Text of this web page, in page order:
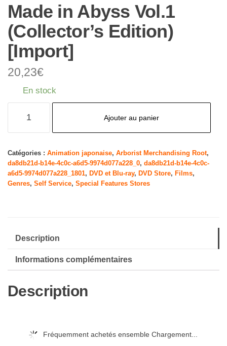
Made in Abyss Vol.1
(Collector’s Edition)
[Import]
20,23€
En stock
in
Abyss
Vol.1
Ajouter au panier
Catégories : Animation japonaise, Arborist Merchandising Root,
da8db21d-b14e-4c0c-a6d5-9974d077a228_0, da8db21d-b14e-4c0c-
a6d5-9974d077a228_1801, DVD et Blu-ray, DVD Store, Films,
Genres, Self Service, Special Features Stores
Description
Informations complémentaires
Description
Fréquemment achetés ensemble Chargement...